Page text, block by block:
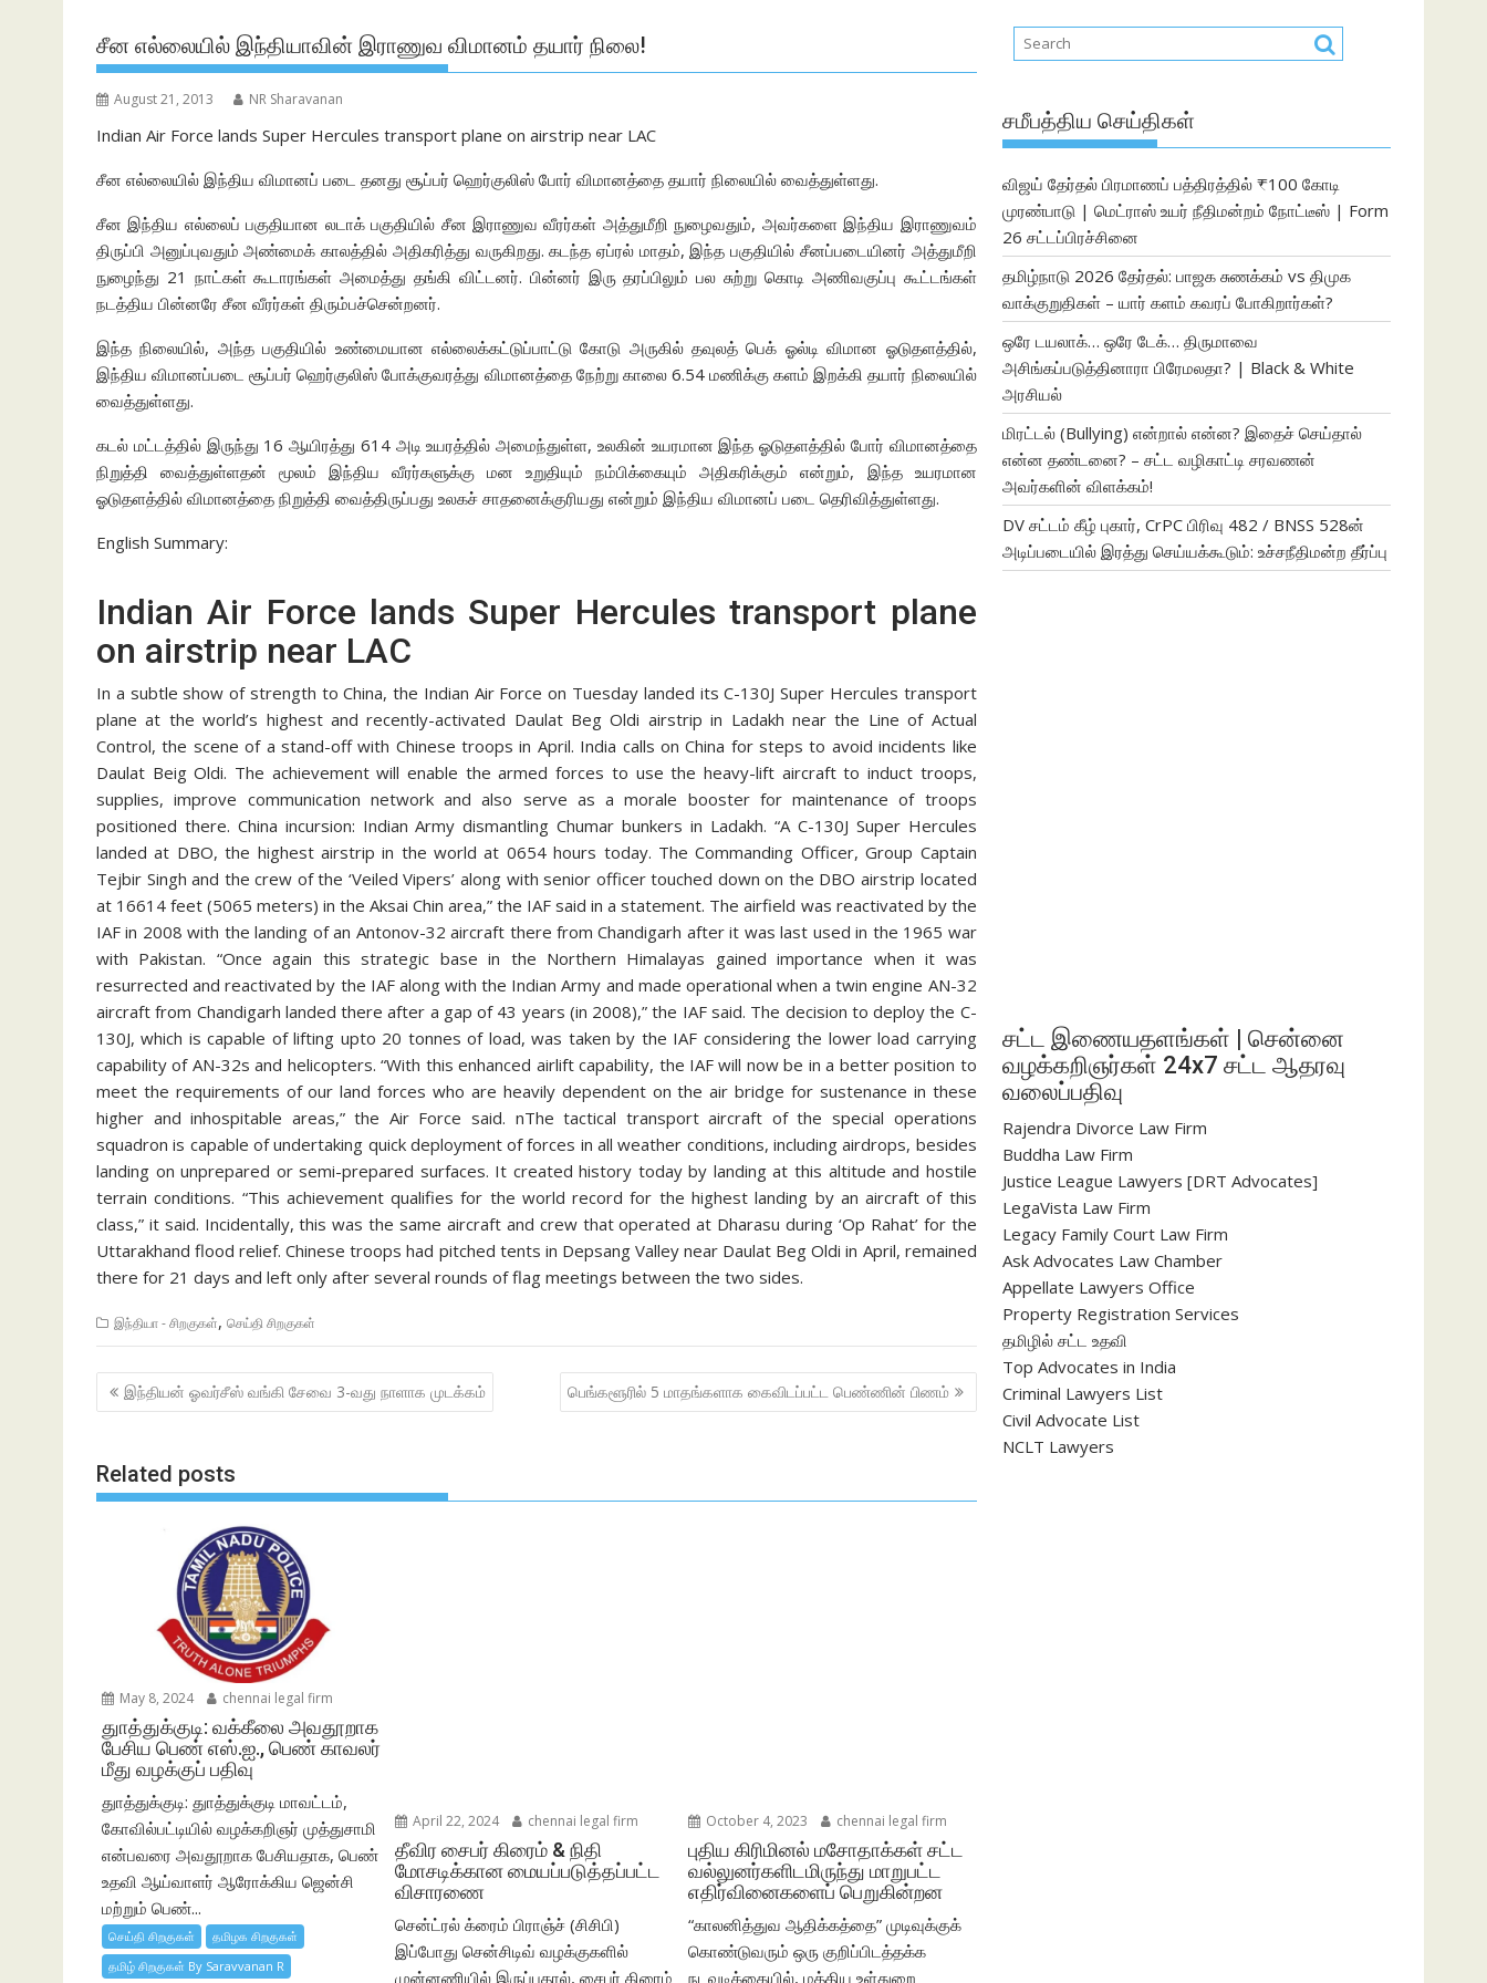
சீன எல்லையில் இந்தியாவின் இராணுவ விமானம் தயார் நிலை!
August 21, 2013 NR Sharavanan
Indian Air Force lands Super Hercules transport plane on airstrip near LAC
சீன எல்லையில் இந்திய விமானப் படை தனது சூப்பர் ஹெர்குலிஸ் போர் விமானத்தை தயார் நிலையில் வைத்துள்ளது.
சீன இந்திய எல்லைப் பகுதியான லடாக் பகுதியில் சீன இராணுவ வீரர்கள் அத்துமீறி நுழைவதும், அவர்களை இந்திய இராணுவம்
திருப்பி அனுப்புவதும் அண்மைக் காலத்தில் அதிகரித்து வருகிறது. கடந்த ஏப்ரல் மாதம், இந்த பகுதியில் சீனப்படையினர் அத்துமீறி
நுழைந்து 21 நாட்கள் கூடாரங்கள் அமைத்து தங்கி விட்டனர். பின்னர் இரு தரப்பிலும் பல சுற்று கொடி அணிவகுப்பு கூட்டங்கள்
நடத்திய பின்னரே சீன வீரர்கள் திரும்பச்சென்றனர்.
இந்த நிலையில், அந்த பகுதியில் உண்மையான எல்லைக்கட்டுப்பாட்டு கோடு அருகில் தவுலத் பெக் ஓல்டி விமான ஓடுதளத்தில்,
இந்திய விமானப்படை சூப்பர் ஹெர்குலிஸ் போக்குவரத்து விமானத்தை நேற்று காலை 6.54 மணிக்கு களம் இறக்கி தயார் நிலையில்
வைத்துள்ளது.
கடல் மட்டத்தில் இருந்து 16 ஆயிரத்து 614 அடி உயரத்தில் அமைந்துள்ள, உலகின் உயரமான இந்த ஓடுதளத்தில் போர் விமானத்தை
நிறுத்தி வைத்துள்ளதன் மூலம் இந்திய வீரர்களுக்கு மன உறுதியும் நம்பிக்கையும் அதிகரிக்கும் என்றும், இந்த உயரமான
ஓடுதளத்தில் விமானத்தை நிறுத்தி வைத்திருப்பது உலகச் சாதனைக்குரியது என்றும் இந்திய விமானப் படை தெரிவித்துள்ளது.
English Summary:
Indian Air Force lands Super Hercules transport plane
on airstrip near LAC
In a subtle show of strength to China, the Indian Air Force on Tuesday landed its C-130J Super Hercules transport
plane at the world’s highest and recently-activated Daulat Beg Oldi airstrip in Ladakh near the Line of Actual
Control, the scene of a stand-off with Chinese troops in April. India calls on China for steps to avoid incidents like
Daulat Beig Oldi. The achievement will enable the armed forces to use the heavy-lift aircraft to induct troops,
supplies, improve communication network and also serve as a morale booster for maintenance of troops
positioned there. China incursion: Indian Army dismantling Chumar bunkers in Ladakh. “A C-130J Super Hercules
landed at DBO, the highest airstrip in the world at 0654 hours today. The Commanding Officer, Group Captain
Tejbir Singh and the crew of the ‘Veiled Vipers’ along with senior officer touched down on the DBO airstrip located
at 16614 feet (5065 meters) in the Aksai Chin area,” the IAF said in a statement. The airfield was reactivated by the
IAF in 2008 with the landing of an Antonov-32 aircraft there from Chandigarh after it was last used in the 1965 war
with Pakistan. “Once again this strategic base in the Northern Himalayas gained importance when it was
resurrected and reactivated by the IAF along with the Indian Army and made operational when a twin engine AN-32
aircraft from Chandigarh landed there after a gap of 43 years (in 2008),” the IAF said. The decision to deploy the C-
130J, which is capable of lifting upto 20 tonnes of load, was taken by the IAF considering the lower load carrying
capability of AN-32s and helicopters. “With this enhanced airlift capability, the IAF will now be in a better position to
meet the requirements of our land forces who are heavily dependent on the air bridge for sustenance in these
higher and inhospitable areas,” the Air Force said. nThe tactical transport aircraft of the special operations
squadron is capable of undertaking quick deployment of forces in all weather conditions, including airdrops, besides
landing on unprepared or semi-prepared surfaces. It created history today by landing at this altitude and hostile
terrain conditions. “This achievement qualifies for the world record for the highest landing by an aircraft of this
class,” it said. Incidentally, this was the same aircraft and crew that operated at Dharasu during ‘Op Rahat’ for the
Uttarakhand flood relief. Chinese troops had pitched tents in Depsang Valley near Daulat Beg Oldi in April, remained
there for 21 days and left only after several rounds of flag meetings between the two sides.
இந்தியா - சிறகுகள், செய்தி சிறகுகள்
Post
navigation
இந்தியன் ஓவர்சீஸ் வங்கி சேவை 3-வது நாளாக முடக்கம் பெங்களூரில் 5 மாதங்களாக கைவிடப்பட்ட பெண்ணின் பிணம்
Related posts
May 8, 2024 chennai legal firm
துாத்துக்குடி: வக்கீலை அவதூறாக
பேசிய பெண் எஸ்.ஐ., பெண் காவலர்
மீது வழக்குப் பதிவு
துாத்துக்குடி: துாத்துக்குடி மாவட்டம்,
கோவில்பட்டியில் வழக்கறிஞர் முத்துசாமி
என்பவரை அவதூறாக பேசியதாக, பெண்
உதவி ஆய்வாளர் ஆரோக்கிய ஜென்சி
மற்றும் பெண்...
செய்தி சிறகுகள்
தமிழக சிறகுகள்
தமிழ் சிறகுகள் By Saravvanan R
April 22, 2024 chennai legal firm
தீவிர சைபர் கிரைம் & நிதி
மோசடிக்கான மையப்படுத்தப்பட்ட
விசாரணை
சென்ட்ரல் க்ரைம் பிராஞ்ச் (சிசிபி)
இப்போது சென்சிடிவ் வழக்குகளில்
முன்னணியில் இருப்பதால், சைபர் கிரைம்
October 4, 2023 chennai legal firm
புதிய கிரிமினல் மசோதாக்கள் சட்ட
வல்லுனர்களிடமிருந்து மாறுபட்ட
எதிர்வினைகளைப் பெறுகின்றன
“காலனித்துவ ஆதிக்கத்தை” முடிவுக்குக்
கொண்டுவரும் ஒரு குறிப்பிடத்தக்க
நடவடிக்கையில், மத்திய உள்துறை
சமீபத்திய செய்திகள்
விஜய் தேர்தல் பிரமாணப் பத்திரத்தில் ₹100 கோடி
முரண்பாடு | மெட்ராஸ் உயர் நீதிமன்றம் நோட்டீஸ் | Form
26 சட்டப்பிரச்சினை
தமிழ்நாடு 2026 தேர்தல்: பாஜக சுணக்கம் vs திமுக
வாக்குறுதிகள் – யார் களம் கவரப் போகிறார்கள்?
ஒரே டயலாக்… ஒரே டேக்… திருமாவை
அசிங்கப்படுத்தினாரா பிரேமலதா? | Black & White
அரசியல்
மிரட்டல் (Bullying) என்றால் என்ன? இதைச் செய்தால்
என்ன தண்டனை? – சட்ட வழிகாட்டி சரவணன்
அவர்களின் விளக்கம்!
DV சட்டம் கீழ் புகார், CrPC பிரிவு 482 / BNSS 528ன்
அடிப்படையில் இரத்து செய்யக்கூடும்: உச்சநீதிமன்ற தீர்ப்பு
சட்ட இணையதளங்கள் | சென்னை
வழக்கறிஞர்கள் 24x7 சட்ட ஆதரவு
வலைப்பதிவு
Rajendra Divorce Law Firm
Buddha Law Firm
Justice League Lawyers [DRT Advocates]
LegaVista Law Firm
Legacy Family Court Law Firm
Ask Advocates Law Chamber
Appellate Lawyers Office
Property Registration Services
தமிழில் சட்ட உதவி
Top Advocates in India
Criminal Lawyers List
Civil Advocate List
NCLT Lawyers